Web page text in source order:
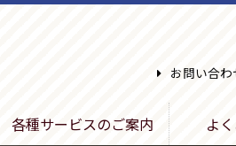
お問い合わ
各種サービスのご案内 よ